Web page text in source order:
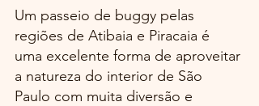
Um passeio de buggy pelas
regiões de Atibaia e Piracaia é
uma excelente forma de aproveitar
a natureza do interior de São
Paulo com muita diversão e